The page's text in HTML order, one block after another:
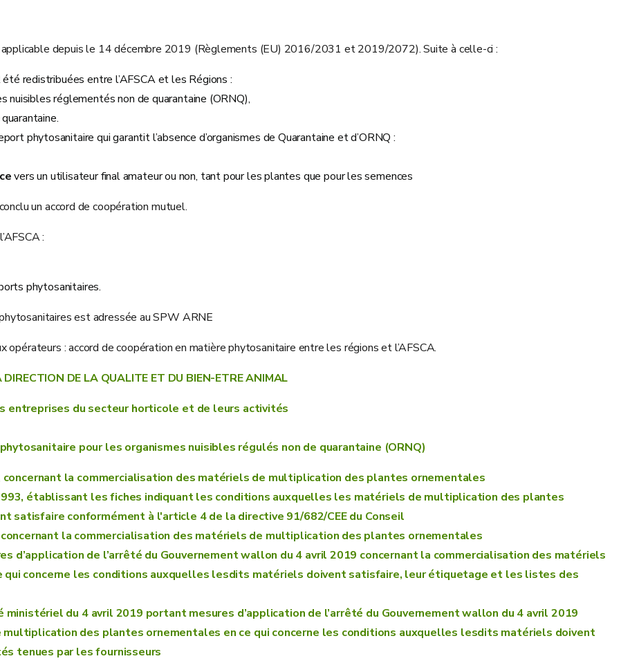
depuis le 14 décembre 2019 (Règlements (EU) 2016/2031 et 2019/2072). Suite à celle-ci :
redistribuées entre l’AFSCA et les Régions :
réglementés non de quarantaine (ORNQ),
phytosanitaire qui garantit l’absence d’organismes de Quarantaine et d’ORNQ :
vers un utilisateur final amateur ou non, tant pour les plantes que pour les semences
un accord de coopération mutuel.
:
phytosanitaires.
est adressée au SPW ARNE
opérateurs : accord de coopération en matière phytosanitaire entre les régions et l’AFSCA.
DE LA QUALITE ET DU BIEN-ETRE ANIMAL
entreprises du secteur horticole et de leurs activités
pour les organismes nuisibles régulés non de quarantaine (ORNQ)
concernant la commercialisation des matériels de multiplication des plantes ornementales
établissant les fiches indiquant les conditions auxquelles les matériels de multiplication des plantes
conformément à l'article 4 de la directive 91/682/CEE du Conseil
la commercialisation des matériels de multiplication des plantes ornementales
d’application de l’arrêté du Gouvernement wallon du 4 avril 2019 concernant la commercialisation des matériels
concerne les conditions auxquelles lesdits matériels doivent satisfaire, leur étiquetage et les listes des
du 4 avril 2019 portant mesures d’application de l’arrêté du Gouvernement wallon du 4 avril 2019
des plantes ornementales en ce qui concerne les conditions auxquelles lesdits matériels doivent
tenues par les fournisseurs